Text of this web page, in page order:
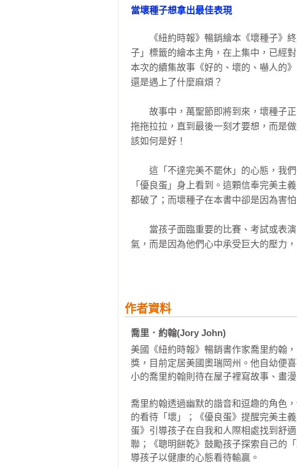
當壞種子想拿出最佳表現
《紐約時報》暢銷繪本《壞種子》終
子」標籤的繪本主角，在上集中，已經
本次的續集故事《好的、壞的、嚇人的
還是遇上了什麼麻煩？
故事中，萬聖節即將到來，壞種子正
拖拖拉拉，直到最後一刻才要想，而是
該如何是好！
這「不達完美不罷休」的心態，我們
「優良蛋」身上看到。這顆信奉完美主
都破了；而壞種子在本書中卻是因為害
當孩子面臨重要的比賽、考試或表演
氣，而是因為他們心中承受巨大的壓力
當家長看到孩子因求好心切而煩惱不
源頭，都來自「想做到最好」的自我要
大增加自信，並降低心中的憂慮和比較
中！
故事中的壞種子，經過一位朋友的開
的萬聖節夜晚。
孩子在這個洋溢歡樂氣息的故事中，
還有自己的完美主義共處，積極面對每
作者資料
喬里．約翰(Jory John)
美國《紐約時報》暢銷書作家喬里約翰
獎，目前定居美國奧瑞岡州。他自幼便
小的喬里約翰則待在屋子裡寫故事、畫
喬里約翰透過幽默的諧音和逗趣的角色
的看待「壞」；《優良蛋》提醒完美主
蛋》引導孩子在自我和人際相處找到舒
聯；《聰明餅乾》鼓勵孩子探索自己的
導孩子以健康的心態看待輸贏。